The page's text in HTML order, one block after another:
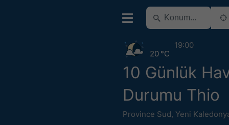
10 Günlük
Durumu Thio
Province Sud, Yeni
20 °C
19:00